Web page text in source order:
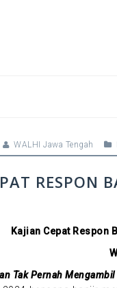
WALHI Jawa Tengah
RESPON
Kajian Cepat Respon
Tak Pernah